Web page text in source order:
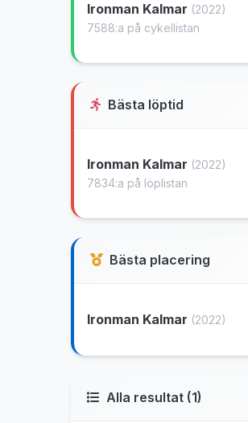
Ironman Kalmar (2022)
7588:a på cykellistan
Bästa löptid
Ironman Kalmar (2022)
7834:a på löplistan
Bästa placering
Ironman Kalmar (2022)
Alla resultat (1)